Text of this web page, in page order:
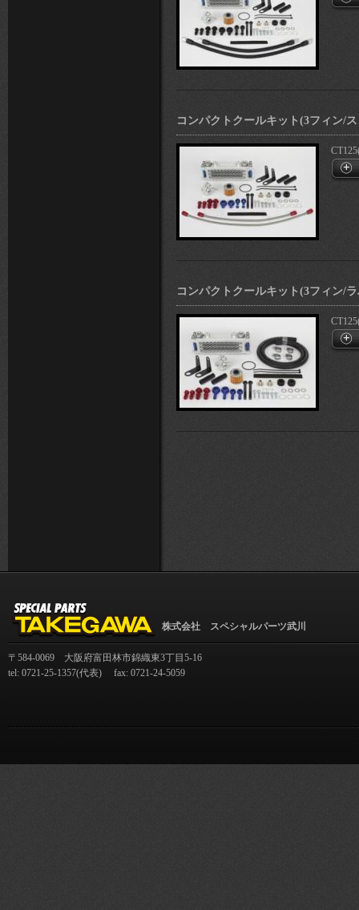
コンパクトクールキット(3フィン/
コンパクトクールキット(3フィン/
株式会社 スペシャルパーツ武川
〒584-0069 大阪府富田林市錦織東3丁目5-16
tel: 0721-25-1357(代表) fax: 0721-24-5059